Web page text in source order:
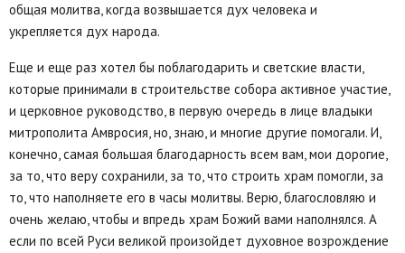
общая молитва, когда возвышается дух человека и
укрепляется дух народа.
Еще и еще раз хотел бы поблагодарить и светские власти,
которые принимали в строительстве собора активное участие,
и церковное руководство, в первую очередь в лице владыки
митрополита Амвросия, но, знаю, и многие другие помогали. И,
конечно, самая большая благодарность всем вам, мои дорогие,
за то, что веру сохранили, за то, что строить храм помогли, за
то, что наполняете его в часы молитвы. Верю, благословляю и
очень желаю, чтобы и впредь храм Божий вами наполнялся. А
если по всей Руси великой произойдет духовное возрождение